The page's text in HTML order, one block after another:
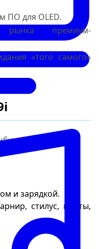
ПО для OLED.
премиум-
«того самого»
центр.
и зарядкой.
стилус, порты,